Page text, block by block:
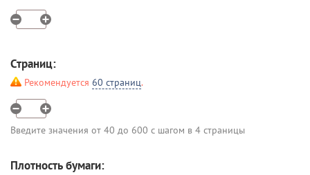
Страниц:
Рекомендуется 60 страниц.
Введите значения от 40 до 600 с шагом в 4 страницы
Плотность бумаги: